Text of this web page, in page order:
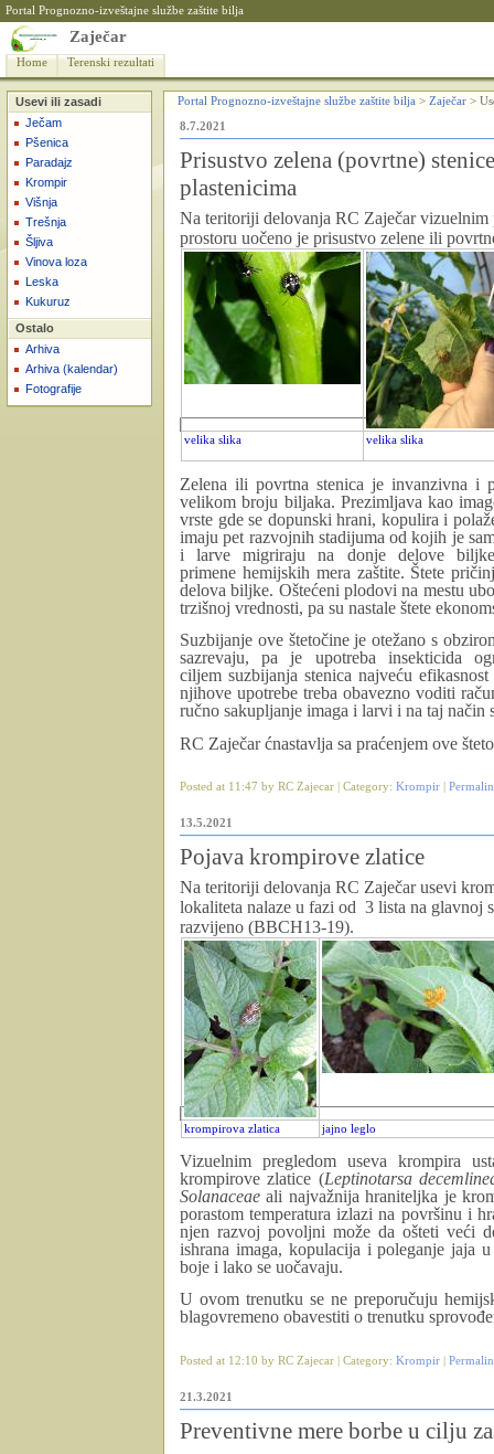
Portal Prognozno-izveštajne službe zaštite bilja
Zaječar
Home Terenski rezultati
Usevi ili zasadi
Ječam
Pšenica
Paradajz
Krompir
Višnja
Trešnja
Šljiva
Vinova loza
Leska
Kukuruz
Ostalo
Arhiva
Arhiva (kalendar)
Fotografije
Portal Prognozno-izveštajne službe zaštite bilja > Zaječar >
8.7.2021
Prisustvo zelena (povrtne)
plastenicima
Na teritoriji delovanja RC Zaječar vizuelnim
prostoru uočeno je prisustvo zelene ili
velika slika velika slika
Zelena ili povrtna stenica je invanzivna i
velikom broju biljaka. Prezimljava kao
vrste gde se dopunski hrani, kopulira i
imaju pet razvojnih stadijuma od kojih je
i larve migriraju na donje delove
primene hemijskih mera zaštite. Štete
delova biljke. Oštećeni plodovi na mestu
trzišnoj vrednosti, pa su nastale štete
Suzbijanje ove štetočine je otežano s
sazrevaju, pa je upotreba insekticida
ciljem suzbijanja stenica najveću
njihove upotrebe treba obavezno voditi
ručno sakupljanje imaga i larvi i na taj način
RC Zaječar ćnastavlja sa praćenjem ove
Posted at 11:47 by RC Zajecar | Category: Krompir
13.5.2021
Pojava krompirove zlatice
Na teritoriji delovanja RC Zaječar usevi
lokaliteta nalaze u fazi od 3 lista na glavnoj
razvijeno (BBCH13-19).
krompirova zlatica jajno leglo
Vizuelnim pregledom useva krompira
krompirove zlatice (Leptinotarsa
Solanaceae ali najvažnija hraniteljka je
porastom temperatura izlazi na površinu i
njen razvoj povoljni može da ošteti veći
ishrana imaga, kopulacija i poleganje jaja
boje i lako se uočavaju.
U ovom trenutku se ne preporučuju
blagovremeno obavestiti o trenutku
Posted at 12:10 by RC Zajecar | Category: Krompir
21.3.2021
Preventivne mere borbe u cilju